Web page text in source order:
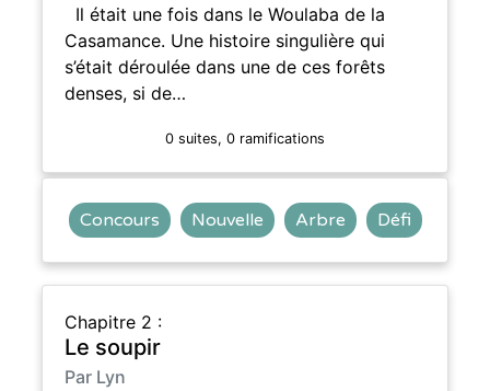
Il était une fois dans le Woulaba de la
Casamance. Une histoire singulière qui
s’était déroulée dans une de ces forêts
denses, si de…
0 suites, 0 ramifications
Concours Nouvelle Arbre Défi
Chapitre 2 :
Le soupir
Par Lyn